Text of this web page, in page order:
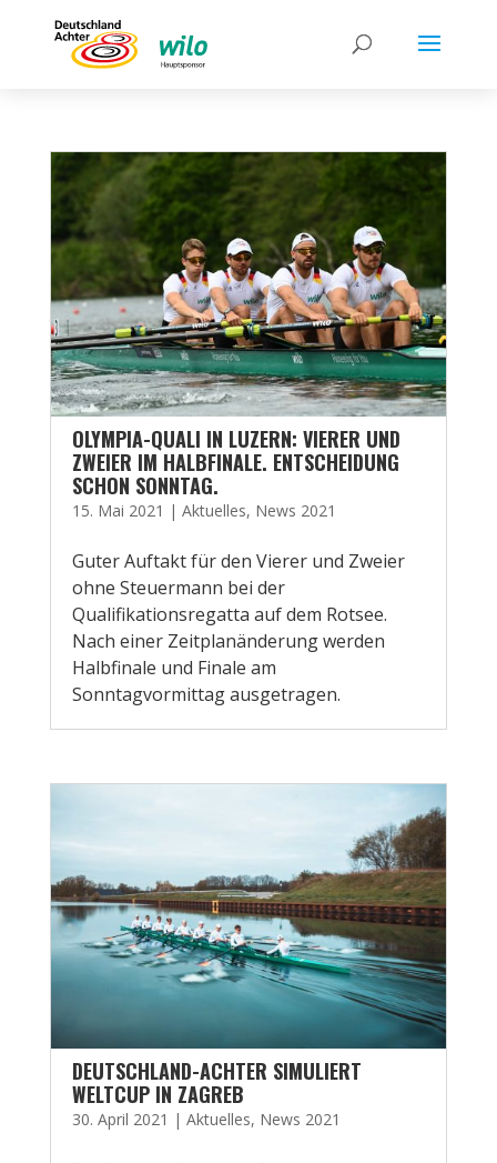
OLYMPIA-QUALI IN LUZERN: VIERER UND
ZWEIER IM HALBFINALE. ENTSCHEIDUNG
SCHON SONNTAG.
15. Mai 2021 | Aktuelles, News 2021
Guter Auftakt für den Vierer und Zweier
ohne Steuermann bei der
Qualifikationsregatta auf dem Rotsee.
Nach einer Zeitplanänderung werden
Halbfinale und Finale am
Sonntagvormittag ausgetragen.
DEUTSCHLAND-ACHTER SIMULIERT
WELTCUP IN ZAGREB
30. April 2021 | Aktuelles, News 2021